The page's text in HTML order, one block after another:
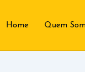
Home Quem